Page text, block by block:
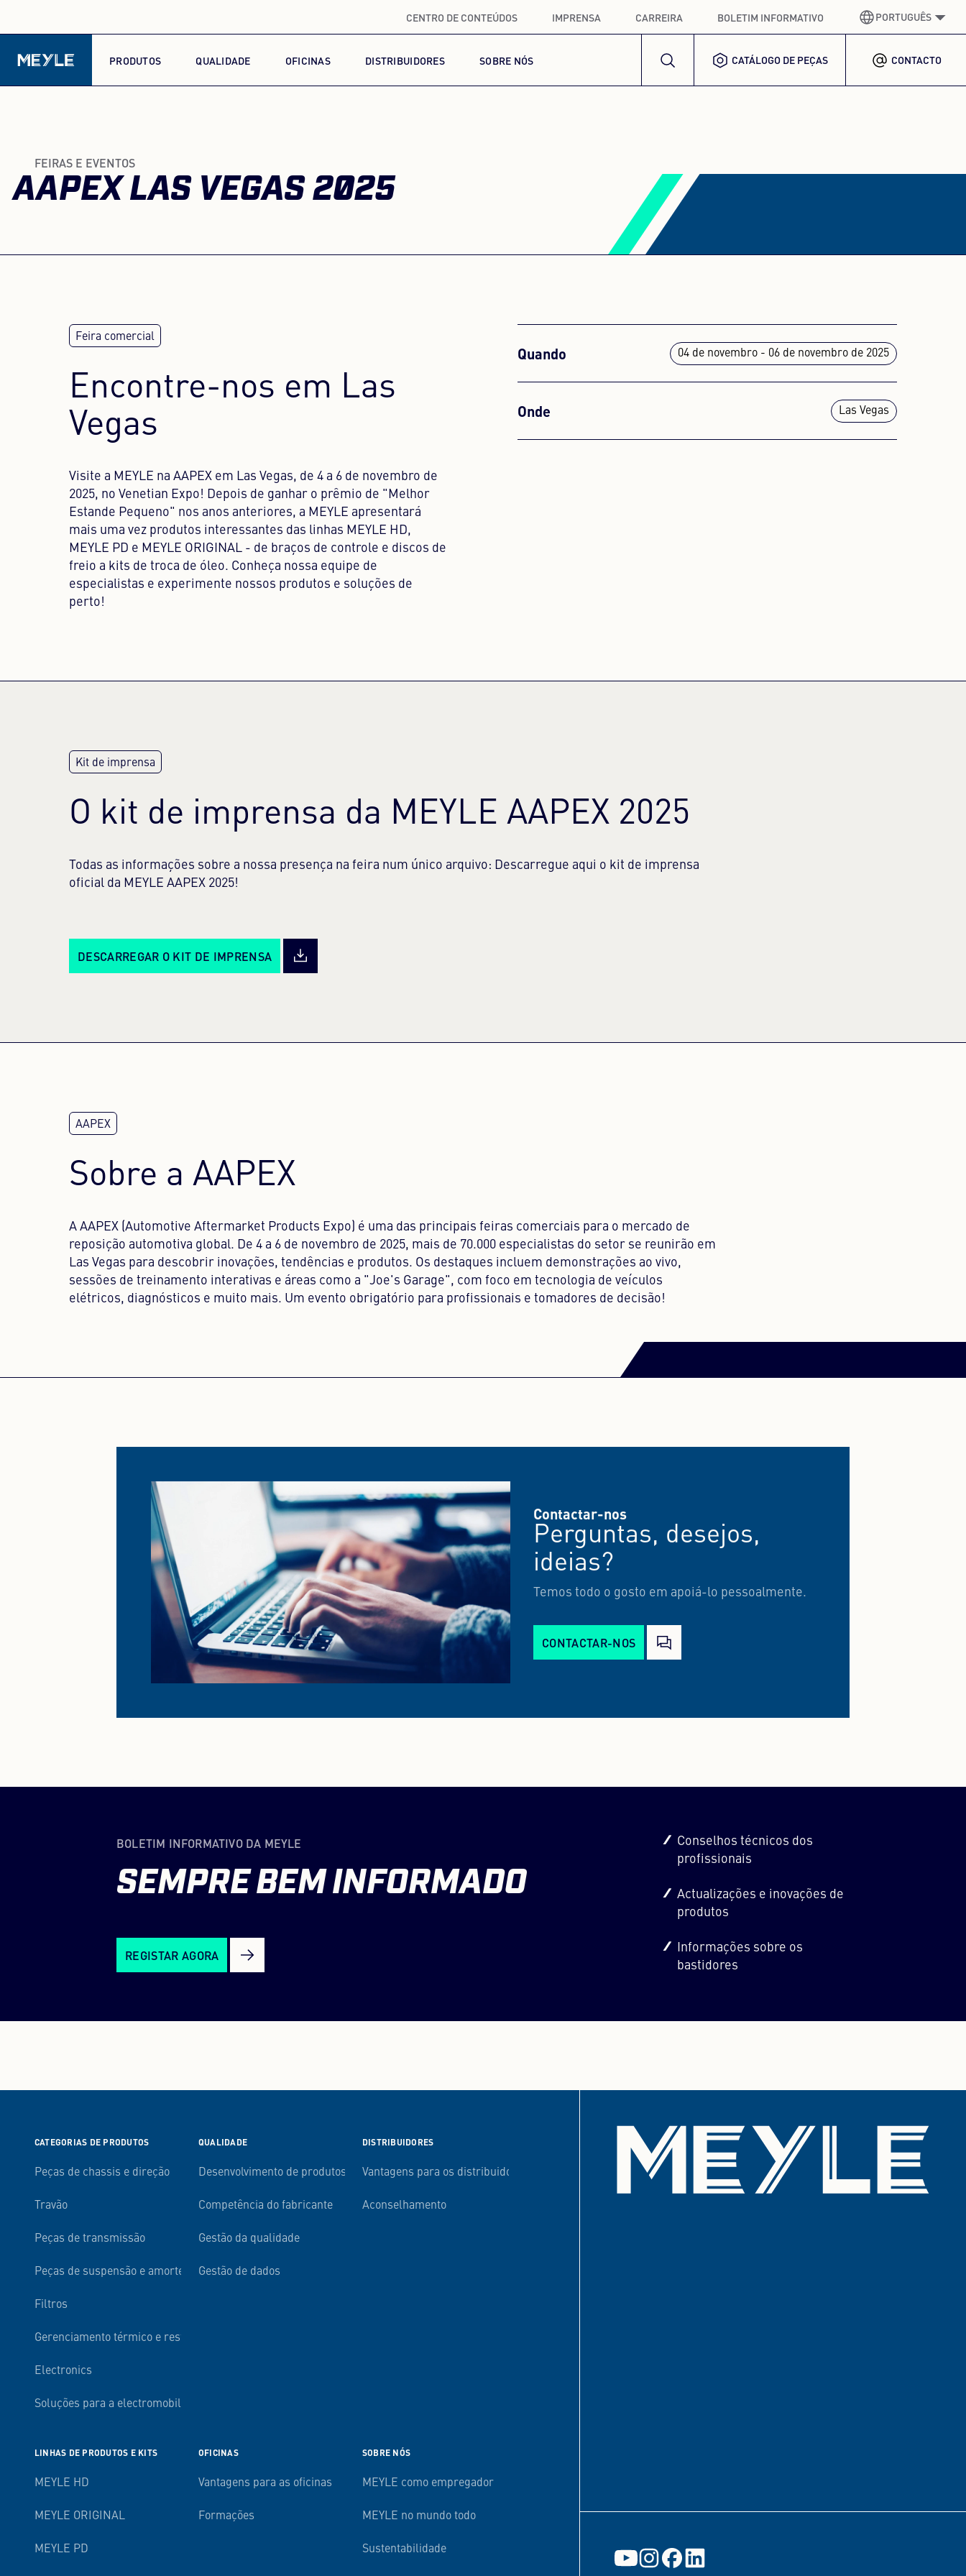
CENTRO DE CONTEÚDOS IMPRENSA CARREIRA BOLETIM INFORMATIVO PORTUGUÊS
ALEMÃO GERMAN
PORTUGUÊSPORTUGUESE
PRODUTOS QUALIDADE OFICINAS DISTRIBUIDORES SOBRE NÓS CATÁLOGO DE PEÇAS CONTACTO
FEIRAS E EVENTOS
AAPEX LAS VEGAS 2025
Encontre-nos em Las
Vegas
Visite a MEYLE na AAPEX em Las Vegas, de 4 a 6 de novembro de
2025, no Venetian Expo! Depois de ganhar o prêmio de "Melhor
Estande Pequeno" nos anos anteriores, a MEYLE apresentará
mais uma vez produtos interessantes das linhas MEYLE HD,
MEYLE PD e MEYLE ORIGINAL - de braços de controle e discos de
freio a kits de troca de óleo. Conheça nossa equipe de
especialistas e experimente nossos produtos e soluções de
perto!
Quando 04 de novembro - 06 de novembro de 2025
Onde Las Vegas
O kit de imprensa da MEYLE AAPEX 2025
Todas as informações sobre a nossa presença na feira num único arquivo: Descarregue aqui o kit de imprensa
oficial da MEYLE AAPEX 2025!
DESCARREGAR O KIT DE IMPRENSA
Sobre a AAPEX
A AAPEX (Automotive Aftermarket Products Expo) é uma das principais feiras comerciais para o mercado de
reposição automotiva global. De 4 a 6 de novembro de 2025, mais de 70.000 especialistas do setor se reunirão em
Las Vegas para descobrir inovações, tendências e produtos. Os destaques incluem demonstrações ao vivo,
sessões de treinamento interativas e áreas como a "Joe's Garage", com foco em tecnologia de veículos
elétricos, diagnósticos e muito mais. Um evento obrigatório para profissionais e tomadores de decisão!
Contactar-nos
Perguntas, desejos,
ideias?
Temos todo o gosto em apoiá-lo pessoalmente.
CONTACTAR-NOS
BOLETIM INFORMATIVO DA MEYLE
SEMPREBEMINFORMADO
REGISTAR AGORA
Conselhos técnicos dos
profissionais
Actualizações e inovações de
produtos
Informações sobre os
bastidores
CATEGORIAS DE PRODUTOS
Peças de chassis e direção
Travão
Peças de transmissão
Peças de suspensão e amortecimento
Filtros
Gerenciamento térmico e resfriamento do motor
Electronics
Soluções para a electromobilidade
LINHAS DE PRODUTOS E KITS
MEYLE HD
MEYLE ORIGINAL
MEYLE PD
QUALIDADE
Desenvolvimento de produtos
Competência do fabricante
Gestão da qualidade
Gestão de dados
OFICINAS
Vantagens para as oficinas
Formações
DISTRIBUIDORES
Vantagens para os distribuidores
Aconselhamento
SOBRE NÓS
MEYLE como empregador
MEYLE no mundo todo
Sustentabilidade